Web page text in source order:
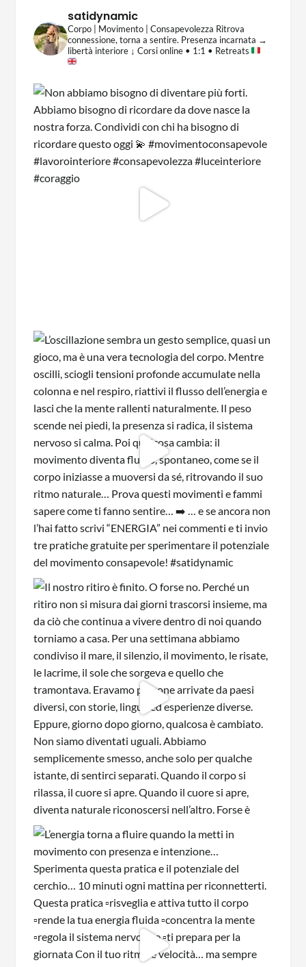
satidynamic
Corpo | Movimento | Consapevolezza Ritrova
connessione, torna a sentire. Presenza incarnata →
libertà interiore↓ Corsi online • 1:1 • Retreats